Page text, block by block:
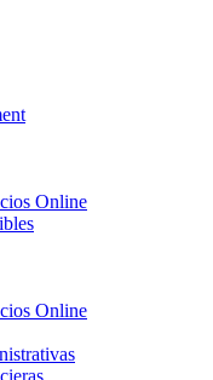
Online
Online